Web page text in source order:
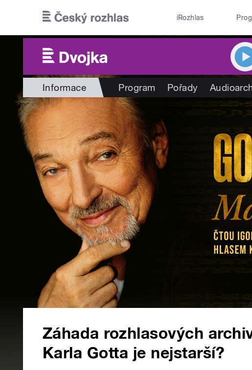
iRozhlas
Informace Program Pořady
Záhada rozhlasových
Karla Gotta je nejstarší?